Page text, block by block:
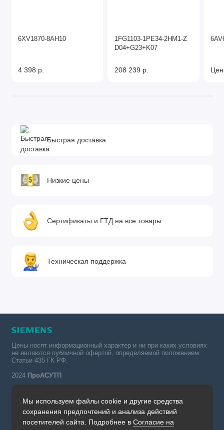
6XV1870-8AH10
4 398 р.
1FG1103-1PE34-2HM1-Z
D04+​G23+​K07
208 239 р.
Быстрая доставка
Низкие цены
Сертификаты и ГТД на все товары
Техническая поддержка
Мы используем файлы cookie и другие средства
сохранения предпочтений и анализа действий
посетителей сайта. Подробнее в Согласие на
Цены носят информационный характер и ни при каких условиях
не являются публичной офертой, определяемой положением
Статьи 435 ГК РФ.
2024 ПроАСУТП
Simatic в России тел.:
+7 (342) 273-82-09